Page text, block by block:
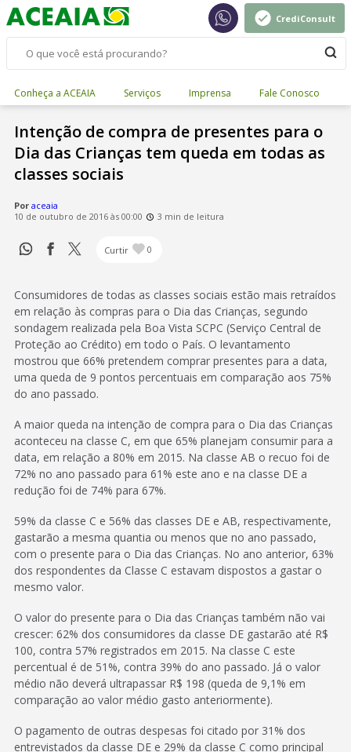
CrediConsult
Conheça a ACEAIA Serviços Imprensa Fale Conosco
Intenção de compra de presentes para o
Dia das Crianças tem queda em todas as
classes sociais
Por aceaia
10 de outubro de 2016 às 00:00
3 min de leitura
Curtir 0
Consumidores de todas as classes sociais estão mais retraídos
em relação às compras para o Dia das Crianças, segundo
sondagem realizada pela Boa Vista SCPC (Serviço Central de
Proteção ao Crédito) em todo o País. O levantamento
mostrou que 66% pretendem comprar presentes para a data,
uma queda de 9 pontos percentuais em comparação aos 75%
do ano passado.
A maior queda na intenção de compra para o Dia das Crianças
aconteceu na classe C, em que 65% planejam consumir para a
data, em relação a 80% em 2015. Na classe AB o recuo foi de
72% no ano passado para 61% este ano e na classe DE a
redução foi de 74% para 67%.
59% da classe C e 56% das classes DE e AB, respectivamente,
gastarão a mesma quantia ou menos que no ano passado,
com o presente para o Dia das Crianças. No ano anterior, 63%
dos respondentes da Classe C estavam dispostos a gastar o
mesmo valor.
O valor do presente para o Dia das Crianças também não vai
crescer: 62% dos consumidores da classe DE gastarão até R$
100, contra 57% registrados em 2015. Na classe C este
percentual é de 51%, contra 39% do ano passado. Já o valor
médio não deverá ultrapassar R$ 198 (queda de 9,1% em
comparação ao valor médio gasto anteriormente).
O pagamento de outras despesas foi citado por 31% dos
entrevistados da classe DE e 29% da classe C como principal